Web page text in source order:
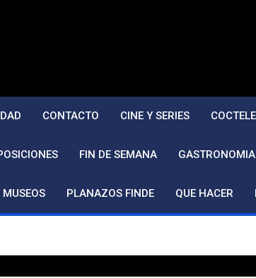
CONTACTO CINE Y SERIES
FIN DE SEMANA GASTRONOMIA
MUSEOS PLANAZOS FINDE QUE HACER